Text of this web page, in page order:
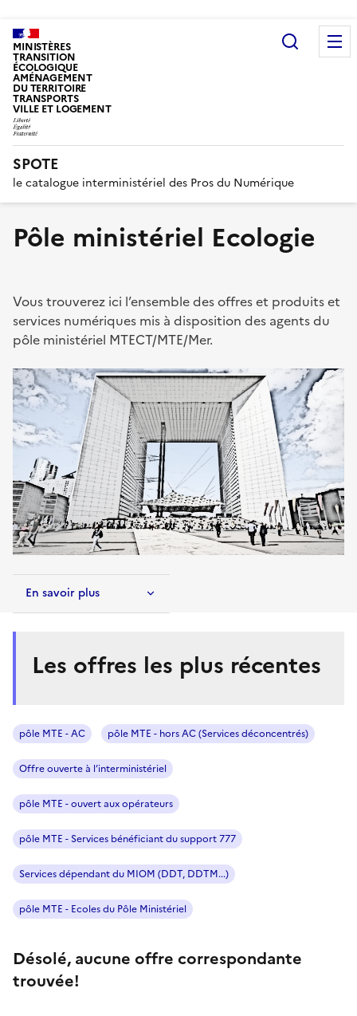
MINISTÈRES
TRANSITION
ÉCOLOGIQUE
AMÉNAGEMENT
DU TERRITOIRE
TRANSPORTS
VILLE ET LOGEMENT
SPOTE
le catalogue interministériel des Pros du Numérique
Pôle ministériel Ecologie
Vous trouverez ici l’ensemble des offres et produits et
services numériques mis à disposition des agents du
pôle ministériel MTECT/MTE/Mer.
En savoir plus
Les offres les plus récentes
pôle MTE - AC pôle MTE - hors AC (Services déconcentrés)
Offre ouverte à l’interministériel
pôle MTE - ouvert aux opérateurs
pôle MTE - Services bénéficiant du support 777
Services dépendant du MIOM (DDT, DDTM...)
pôle MTE - Ecoles du Pôle Ministériel
Désolé, aucune offre correspondante
trouvée!